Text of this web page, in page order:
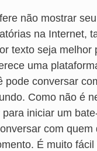
não mostrar
na Internet,
texto seja melhor
uma
pode conversar
Como não é
iniciar um
com quem
É muito